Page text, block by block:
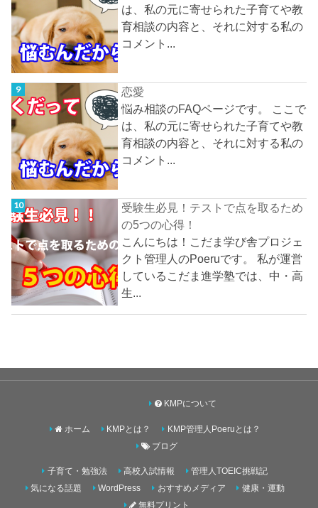
は、私の元に寄せられた子育てや教
育相談の内容と、それに対する私の
コメント...
恋愛
悩み相談のFAQページです。 ここで
は、私の元に寄せられた子育てや教
育相談の内容と、それに対する私の
コメント...
受験生必見！テストで点を取るため
の5つの心得！
こんにちは！こだま学び舎プロジェ
クト管理人のPoeruです。 私が運営
しているこだま進学塾では、中・高
生...
ホーム
KMPについて
KMPとは？
KMP管理人Poeruとは？
ブログ
子育て・勉強法 高校入試情報
管理人TOEIC挑戦記
気になる話題
WordPress おすすめメディア
健康・運動
無料プリント